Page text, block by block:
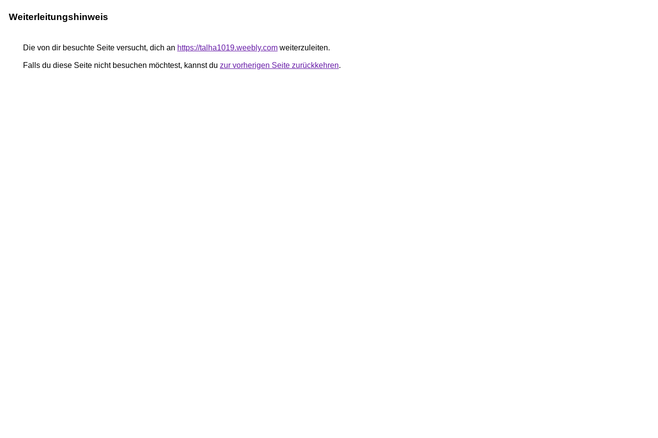
Weiterleitungshinweis
Die von dir besuchte Seite versucht, dich an https://talha1019.weebly.com weiterzuleiten.
Falls du diese Seite nicht besuchen möchtest, kannst du zur vorherigen Seite zurückkehren.